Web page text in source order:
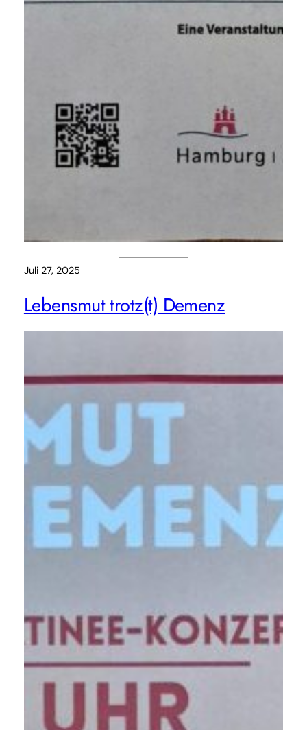
Juli 27, 2025
Lebensmut trotz(t) Demenz